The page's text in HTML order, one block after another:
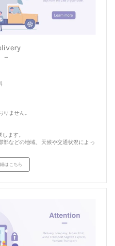
－
ません。
ます。
などの地域、天候や交通状況によっ
はこちら